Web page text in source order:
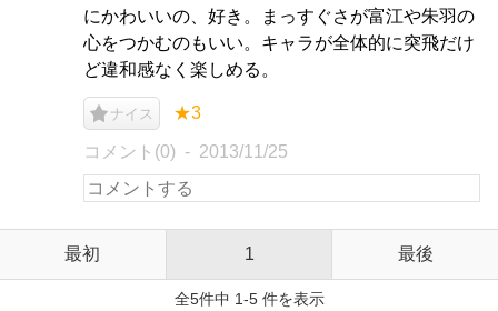
にかわいいの、好き。まっすぐさが富江や朱羽の
心をつかむのもいい。キャラが全体的に突飛だけ
ど違和感なく楽しめる。
ナイス ★3
コメント(0) 2013/11/25
最初 1 最後
全5件中 1-5 件を表示